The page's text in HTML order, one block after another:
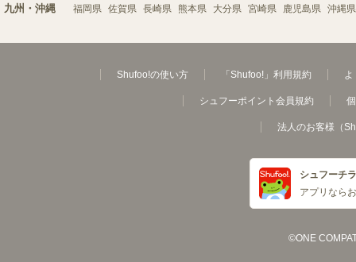
九州・沖縄 福岡県 佐賀県 長崎県 熊本県 大分県 宮崎県 鹿児島県 沖縄県
Shufoo!の使い方 「Shufoo!」利用規約 よ
シュフーポイント会員規約
法人のお客様（
シュフーチ
アプリなら
©ONE